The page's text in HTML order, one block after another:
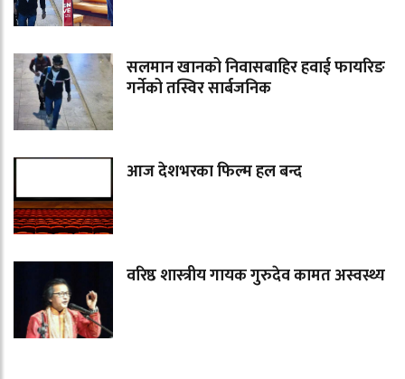
सलमान खानको निवासबाहिर हवाई फायरिङ
गर्नेको तस्विर सार्बजनिक
आज देशभरका फिल्म हल बन्द
वरिष्ठ शास्त्रीय गायक गुरुदेव कामत अस्वस्थ्य